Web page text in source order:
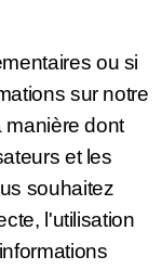
ou si
sur notre
manière dont
et les
souhaitez
l'utilisation